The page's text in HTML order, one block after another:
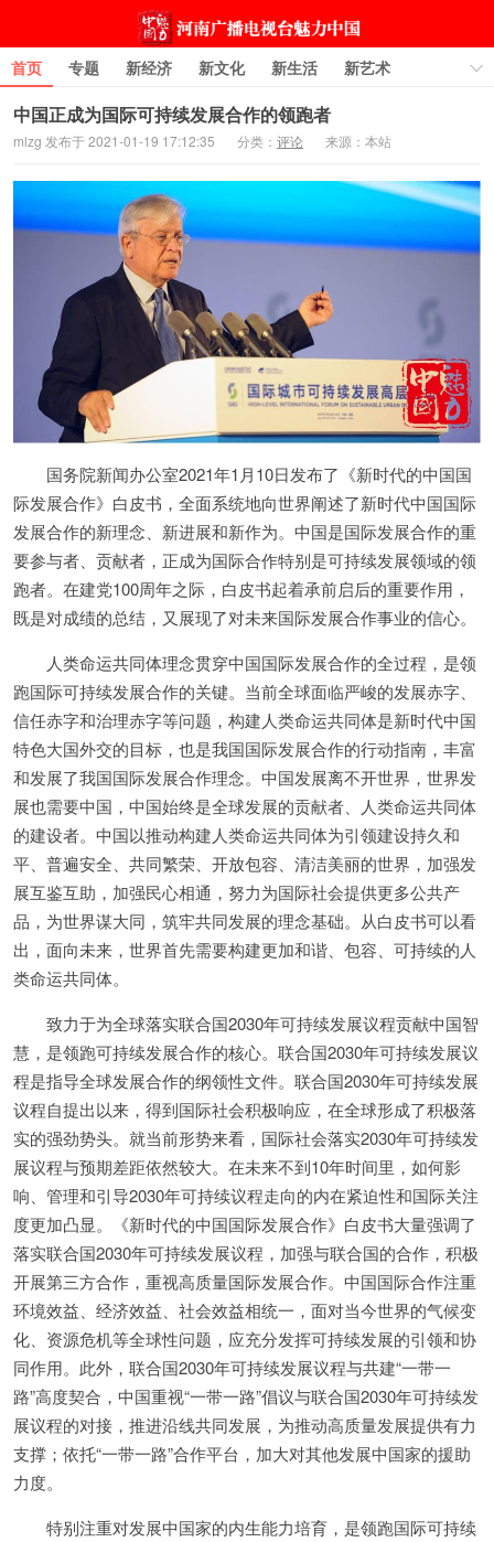
首页 专题 新经济 新文化 新生活
新艺术
图片
城市·旅游 科技 大师新匠 访谈
原创
中国正成为国际可持续发展合作的领跑者
mlzg 发布于 2021-01-19 17:12:35 分类： 评论 来源：本站
国务院新闻办公室2021年1月10日发布了《新时代的中国国
际发展合作》白皮书，全面系统地向世界阐述了新时代中国国际
发展合作的新理念、新进展和新作为。中国是国际发展合作的重
要参与者、贡献者，正成为国际合作特别是可持续发展领域的领
跑者。在建党100周年之际，白皮书起着承前启后的重要作用，
既是对成绩的总结，又展现了对未来国际发展合作事业的信心。
人类命运共同体理念贯穿中国国际发展合作的全过程，是领
跑国际可持续发展合作的关键。当前全球面临严峻的发展赤字、
信任赤字和治理赤字等问题，构建人类命运共同体是新时代中国
特色大国外交的目标，也是我国国际发展合作的行动指南，丰富
和发展了我国国际发展合作理念。中国发展离不开世界，世界发
展也需要中国，中国始终是全球发展的贡献者、人类命运共同体
的建设者。中国以推动构建人类命运共同体为引领建设持久和
平、普遍安全、共同繁荣、开放包容、清洁美丽的世界，加强发
展互鉴互助，加强民心相通，努力为国际社会提供更多公共产
品，为世界谋大同，筑牢共同发展的理念基础。从白皮书可以看
出，面向未来，世界首先需要构建更加和谐、包容、可持续的人
类命运共同体。
致力于为全球落实联合国2030年可持续发展议程贡献中国智
慧，是领跑可持续发展合作的核心。联合国2030年可持续发展议
程是指导全球发展合作的纲领性文件。联合国2030年可持续发展
议程自提出以来，得到国际社会积极响应，在全球形成了积极落
实的强劲势头。就当前形势来看，国际社会落实2030年可持续发
展议程与预期差距依然较大。在未来不到10年时间里，如何影
响、管理和引导2030年可持续议程走向的内在紧迫性和国际关注
度更加凸显。《新时代的中国国际发展合作》白皮书大量强调了
落实联合国2030年可持续发展议程，加强与联合国的合作，积极
开展第三方合作，重视高质量国际发展合作。中国国际合作注重
环境效益、经济效益、社会效益相统一，面对当今世界的气候变
化、资源危机等全球性问题，应充分发挥可持续发展的引领和协
同作用。此外，联合国2030年可持续发展议程与共建“一带一
路”高度契合，中国重视“一带一路”倡议与联合国2030年可持续发
展议程的对接，推进沿线共同发展，为推动高质量发展提供有力
支撑；依托“一带一路”合作平台，加大对其他发展中国家的援助
力度。
特别注重对发展中国家的内生能力培育，是领跑国际可持续